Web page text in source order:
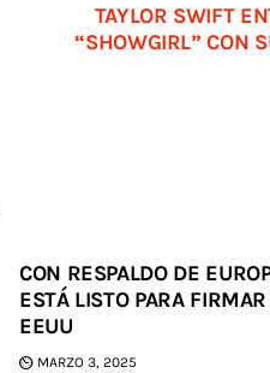
TAYLOR SWIFT
“SHOWGIRL” CON
CON RESPALDO DE
ESTÁ LISTO PARA
EEUU
MARZO 3, 2025